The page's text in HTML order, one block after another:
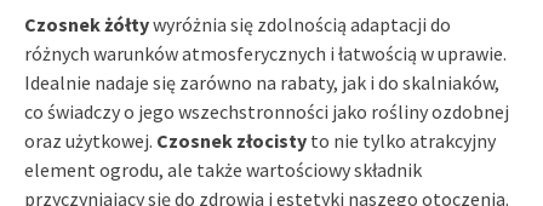
Czosnek żółtywyróżnia się zdolnością adaptacji do
różnych warunków atmosferycznych i łatwością w uprawie.
Idealnie nadaje się zarówno na rabaty, jak i do skalniaków,
co świadczy o jego wszechstronności jako rośliny ozdobnej
oraz użytkowej. Czosnek złocisty to nie tylko atrakcyjny
element ogrodu, ale także wartościowy składnik
przyczyniający się do zdrowia i estetyki naszego otoczenia.